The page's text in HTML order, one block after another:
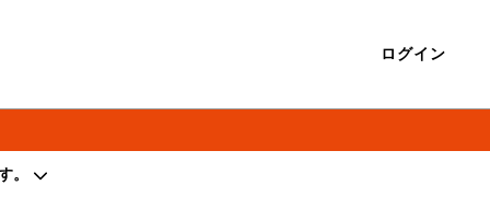
ログイン
。